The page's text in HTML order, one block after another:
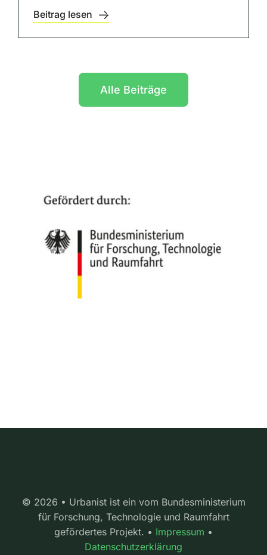
Beitrag lesen
Alle Beiträge
© 2026 • Urbanist ist ein vom Bundesministerium
für Forschung, Technologie und Raumfahrt
gefördertes Projekt. • Impressum •
Datenschutzerklärung